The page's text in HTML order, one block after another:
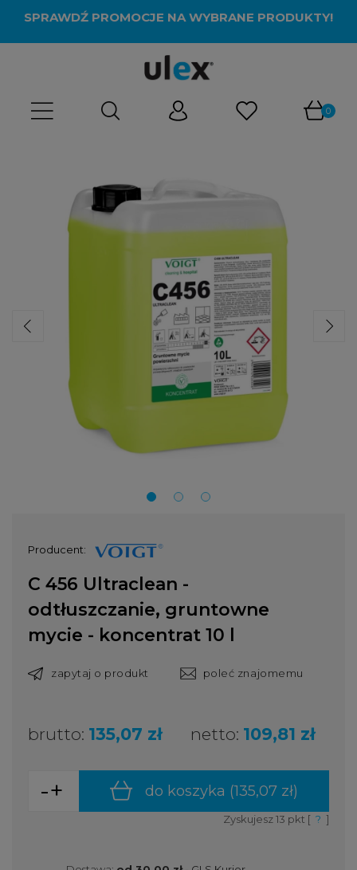
SPRAWDŹ PROMOCJE NA WYBRANE PRODUKTY!
Producent:
C 456 Ultraclean -
odtłuszczanie, gruntowne
mycie - koncentrat 10 l
zapytaj o produkt poleć znajomemu
brutto: 135,07 zł netto: 109,81 zł
+
- do koszyka (135,07 zł)
Zyskujesz13 pkt [ ? ]